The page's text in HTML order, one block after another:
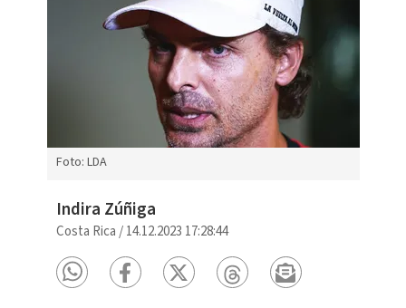
Foto: LDA
Indira Zúñiga
Costa Rica /14.12.2023 17:28:44